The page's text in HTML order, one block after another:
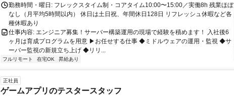
勤務時間・曜日: フレックスタイム制・コアタイム10:00〜15:00／実働8h 残業ほぼ
なし（月平均5時間以内） 休日は土日祝、年間休日128日 リフレッシュ休暇など各
種休暇あり
仕事内容: エンジニア募集！サーバー構築運用の現場で経験を積めます！ 入社後6
ヶ月は育成プログラムを用意 ▶お任せする仕事 ◆ミドルウェアの運用・監視 ◆サ
ーバー監視の新規立ち上げ ◆リリ...
フルリモート 在宅OK 昇給あり
正社員
ゲームアプリのテスタースタッフ